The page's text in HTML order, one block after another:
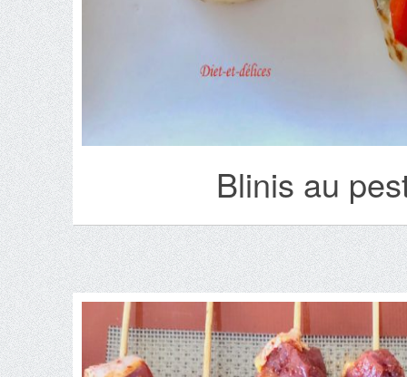
Blinis au